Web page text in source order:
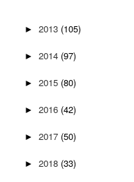
► 2013 (105)
► 2014 (97)
► 2015 (80)
► 2016 (42)
► 2017 (50)
► 2018 (33)